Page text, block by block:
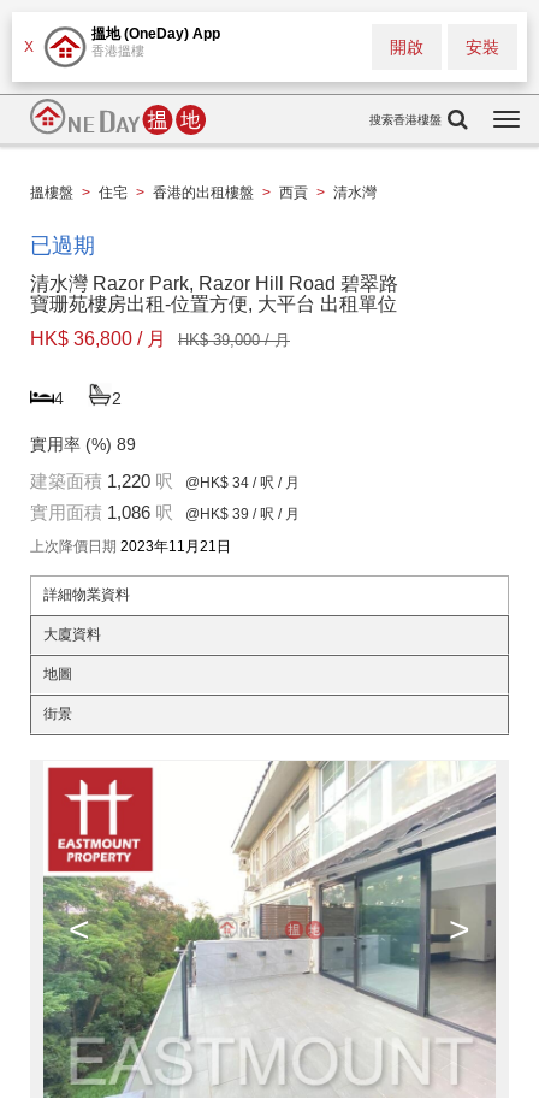
X
搵地 (OneDay) App
香港搵樓 安裝
開啟
搜索香港樓盤
搵樓盤 > 住宅 > 香港的出租樓盤 > 西貢 > 清水灣
已過期
清水灣 Razor Park, Razor Hill Road 碧翠路
寶珊苑樓房出租-位置方便, 大平台 出租單位
HK$ 36,800 / 月
HK$ 39,000 / 月
4 2
實用率 (%) 89
建築面積 1,220 呎 @HK$ 34 / 呎 / 月
實用面積 1,086 呎 @HK$ 39 / 呎 / 月
上次降價日期 2023年11月21日
詳細物業資料
大廈資料
地圖
街景
< >